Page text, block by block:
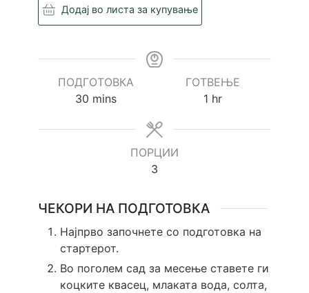
Додај во листа за купување
ПОДГОТОВКА
30 minutes
mins
ГОТВЕЊЕ
1 hour
hr
ПОРЦИИ
3
ЧЕКОРИ НА ПОДГОТОВКА
Најпрво започнете со подготовка на
стартерот.
Во поголем сад за месење ставете ги
коцките квасец, млаката вода, солта,